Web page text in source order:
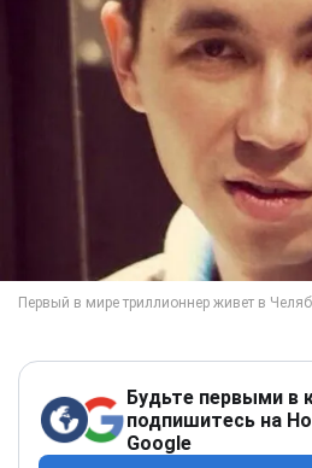
Будьте первыми в
подпишитесь на
Google